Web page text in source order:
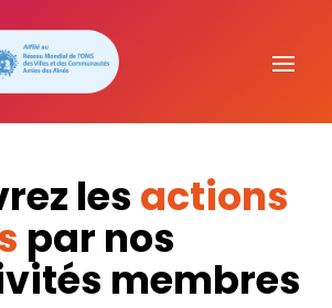
les actions
par nos
membres